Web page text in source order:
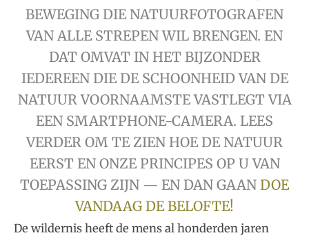
BEWEGING DIE NATUURFOTOGRAFEN
VAN ALLE STREPEN WIL BRENGEN. EN
DAT OMVAT IN HET BIJZONDER
IEDEREEN DIE DE SCHOONHEID VAN DE
NATUUR VOORNAAMSTE VASTLEGT VIA
EEN SMARTPHONE-CAMERA. LEES
VERDER OM TE ZIEN HOE DE NATUUR
EERST EN ONZE PRINCIPES OP U VAN
TOEPASSING ZIJN — EN DAN GAAN DOE
VANDAAG DE BELOFTE!
De wildernis heeft de mens al honderden jaren